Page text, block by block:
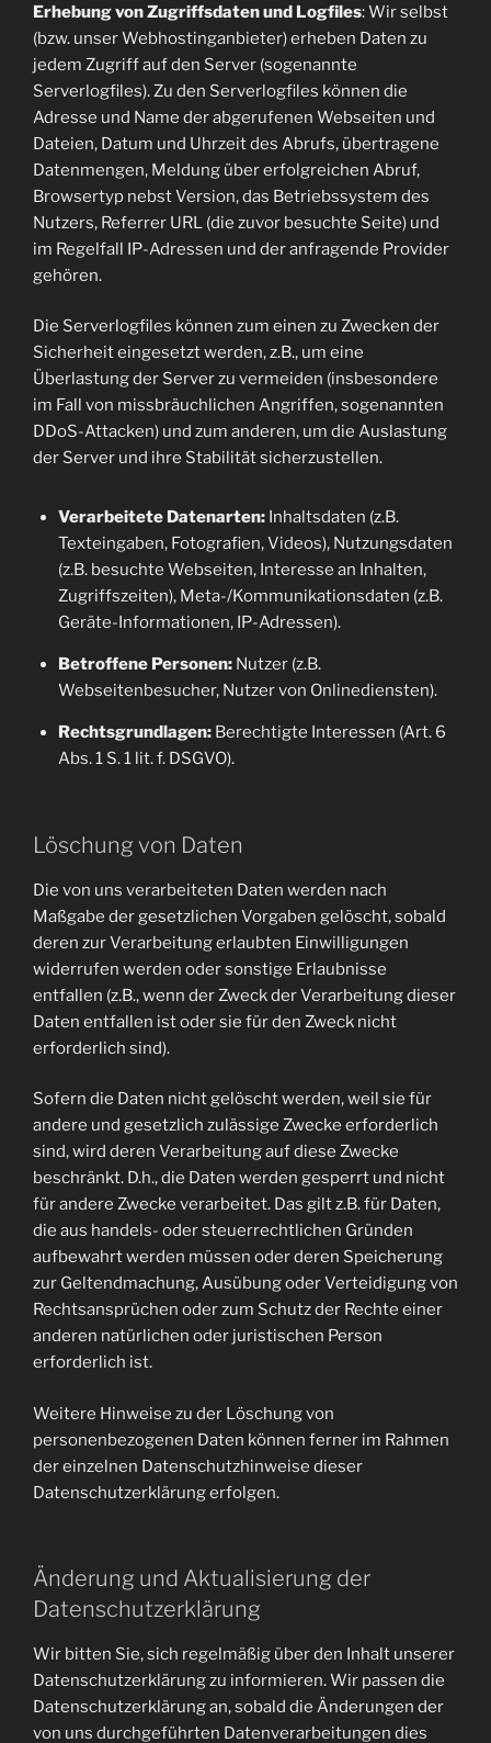
Erhebung von Zugriffsdaten und Logfiles: Wir selbst
(bzw. unser Webhostinganbieter) erheben Daten zu
jedem Zugriff auf den Server (sogenannte
Serverlogfiles). Zu den Serverlogfiles können die
Adresse und Name der abgerufenen Webseiten und
Dateien, Datum und Uhrzeit des Abrufs, übertragene
Datenmengen, Meldung über erfolgreichen Abruf,
Browsertyp nebst Version, das Betriebssystem des
Nutzers, Referrer URL (die zuvor besuchte Seite) und
im Regelfall IP-Adressen und der anfragende Provider
gehören.
Die Serverlogfiles können zum einen zu Zwecken der
Sicherheit eingesetzt werden, z.B., um eine
Überlastung der Server zu vermeiden (insbesondere
im Fall von missbräuchlichen Angriffen, sogenannten
DDoS-Attacken) und zum anderen, um die Auslastung
der Server und ihre Stabilität sicherzustellen.
Verarbeitete Datenarten:Inhaltsdaten (z.B.
Texteingaben, Fotografien, Videos), Nutzungsdaten
(z.B. besuchte Webseiten, Interesse an Inhalten,
Zugriffszeiten), Meta-/Kommunikationsdaten (z.B.
Geräte-Informationen, IP-Adressen).
Betroffene Personen:Nutzer (z.B.
Webseitenbesucher, Nutzer von Onlinediensten).
Rechtsgrundlagen:Berechtigte Interessen (Art. 6
Abs. 1 S. 1 lit. f. DSGVO).
Löschung von Daten
Die von uns verarbeiteten Daten werden nach
Maßgabe der gesetzlichen Vorgaben gelöscht, sobald
deren zur Verarbeitung erlaubten Einwilligungen
widerrufen werden oder sonstige Erlaubnisse
entfallen (z.B., wenn der Zweck der Verarbeitung dieser
Daten entfallen ist oder sie für den Zweck nicht
erforderlich sind).
Sofern die Daten nicht gelöscht werden, weil sie für
andere und gesetzlich zulässige Zwecke erforderlich
sind, wird deren Verarbeitung auf diese Zwecke
beschränkt. D.h., die Daten werden gesperrt und nicht
für andere Zwecke verarbeitet. Das gilt z.B. für Daten,
die aus handels- oder steuerrechtlichen Gründen
aufbewahrt werden müssen oder deren Speicherung
zur Geltendmachung, Ausübung oder Verteidigung von
Rechtsansprüchen oder zum Schutz der Rechte einer
anderen natürlichen oder juristischen Person
erforderlich ist.
Weitere Hinweise zu der Löschung von
personenbezogenen Daten können ferner im Rahmen
der einzelnen Datenschutzhinweise dieser
Datenschutzerklärung erfolgen.
Änderung und Aktualisierung der
Datenschutzerklärung
Wir bitten Sie, sich regelmäßig über den Inhalt unserer
Datenschutzerklärung zu informieren. Wir passen die
Datenschutzerklärung an, sobald die Änderungen der
von uns durchgeführten Datenverarbeitungen dies